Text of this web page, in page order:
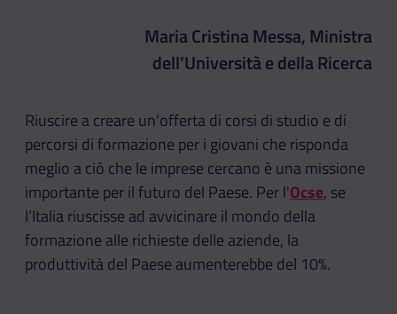
Maria Cristina Messa, Ministra
dell’Università e della Ricerca
Riuscire a creare un’offerta di corsi di studio e di
percorsi di formazione per i giovani che risponda
meglio a ciò che le imprese cercano è una missione
importante per il futuro del Paese. Per l'Ocse, se
l’Italia riuscisse ad avvicinare il mondo della
formazione alle richieste delle aziende, la
produttività del Paese aumenterebbe del 10%.